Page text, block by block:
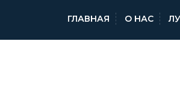
ГЛАВНАЯ О НАС